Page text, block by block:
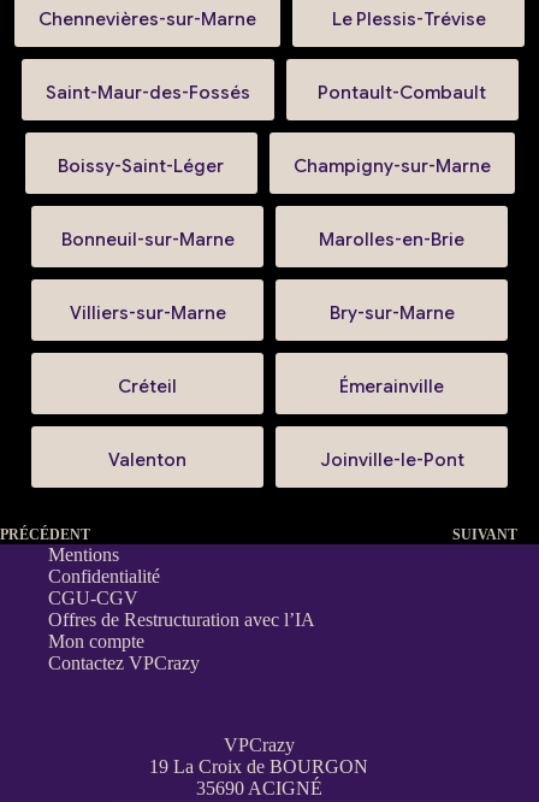
Chennevières-sur-Marne Le Plessis-Trévise
Saint-Maur-des-Fossés Pontault-Combault
Boissy-Saint-Léger Champigny-sur-Marne
Bonneuil-sur-Marne Marolles-en-Brie
Villiers-sur-Marne Bry-sur-Marne
Créteil Émerainville
Valenton Joinville-le-Pont
PRÉCÉDENT SUIVANT
Mentions
Confidentialité
CGU-CGV
Offres de Restructuration avec l’IA
Mon compte
Contactez VPCrazy
VPCrazy
19 La Croix de BOURGON
35690 ACIGNÉ